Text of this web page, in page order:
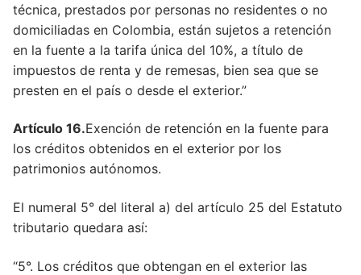
Artículo 106
Artículo 107
Artículo 112
técnica, prestados por personas no residentes o no
domiciliadas en Colombia, están sujetos a retención
en la fuente a la tarifa única del 10%, a título de
impuestos de renta y de remesas, bien sea que se
presten en el país o desde el exterior.”
Artículo 16.Exención de retención en la fuente para
los créditos obtenidos en el exterior por los
patrimonios autónomos.
El numeral 5° del literal a) del artículo 25 del Estatuto
tributario quedara así:
“5°. Los créditos que obtengan en el exterior las